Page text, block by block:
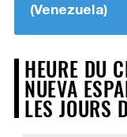
(Venezuela)
HEURE DU
NUEVA
LES JOURS